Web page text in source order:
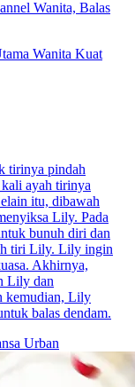
Ajal
Sesano melalui
Mario pelan-pelan
dan polos. Saat